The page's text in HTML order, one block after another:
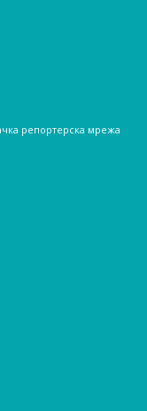
репортерска мрежа